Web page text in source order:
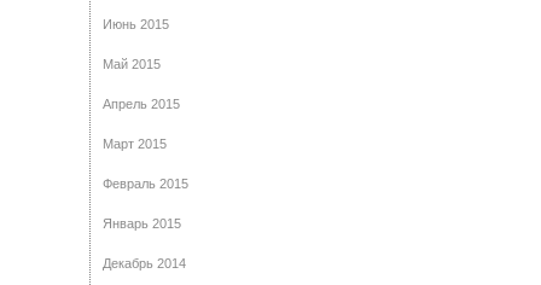
Июнь 2015
Май 2015
Апрель 2015
Март 2015
Февраль 2015
Январь 2015
Декабрь 2014